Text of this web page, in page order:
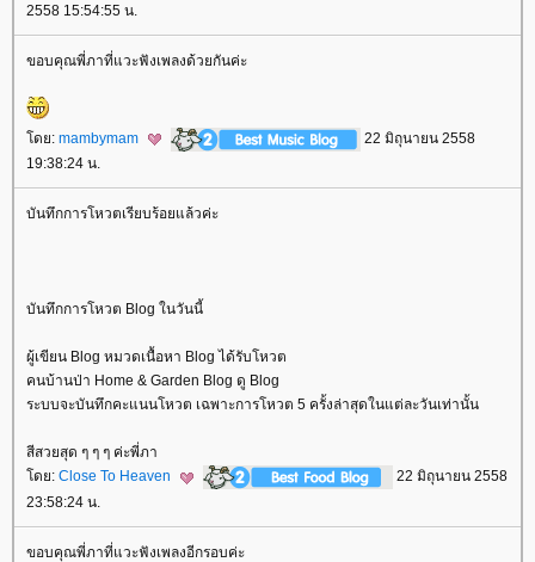
2558 15:54:55 น.
ขอบคุณพี่ภาที่แวะฟังเพลงด้วยกันค่ะ
ดย: mambymam
22 มิถุนายน 2558
19:38:24 น.
บันทึกการโหวตเรียบร้อยแล้วค่ะ
บันทึกการโหวต Blog ในวันนี้
ผู้เขียน Blog หมวดเนื้อหา Blog ได้รับโหวต
คนบ้านป่า Home & Garden Blog ดู Blog
ระบบจะบันทึกคะแนนโหวต เฉพาะการโหวต 5 ครั้งล่าสุดในแต่ละวันเท่านั้น
สีสวยสุด ๆ ๆ ๆ ค่ะพี่ภา
ดย: Close To Heaven
22 มิถุนายน 2558
23:58:24 น.
ขอบคุณพี่ภาที่แวะฟังเพลงอีกรอบค่ะ